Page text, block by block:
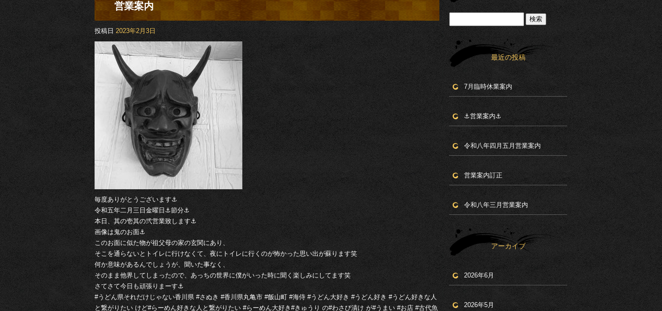
営業案内
投稿日 2023年2月3日
毎度ありがとうございます⚓︎
令和五年二月三日金曜日⚓︎節分⚓︎
本日、其の壱其の弐営業致します⚓︎
画像は鬼のお面⚓︎
このお面に似た物が祖父母の家の玄関にあり、
そこを通らないとトイレに行けなくて、夜にトイレに行くのが怖かった思い出が蘇ります笑
何か意味があるんでしょうが、聞いた事なく、
そのまま他界してしまったので、あっちの世界に僕がいった時に聞く楽しみにしてます笑
さてさて今日も頑張りまーす⚓︎
#うどん県それだけじゃない香川県 #さぬき #香川県丸亀市 #飯山町 #海侍 #うどん大好き #うどん好き #うどん好きな人
と繋がりたい けど#らーめん好きな人と繋がりたい #らーめん大好き#きゅうり の#わさび漬け が#うまい #お店 #古代魚
最近の投稿
7月臨時休業案内
⚓︎営業案内⚓︎
令和八年四月五月営業案内
営業案内訂正
令和八年三月営業案内
アーカイブ
2026年6月
2026年5月